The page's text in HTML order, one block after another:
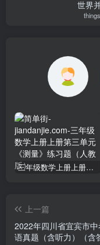
世界
三年级数学上册上册第三单元《测量》练习题（人教版）
上一篇
2022年四川省宜宾市
语真题（含听力）（含